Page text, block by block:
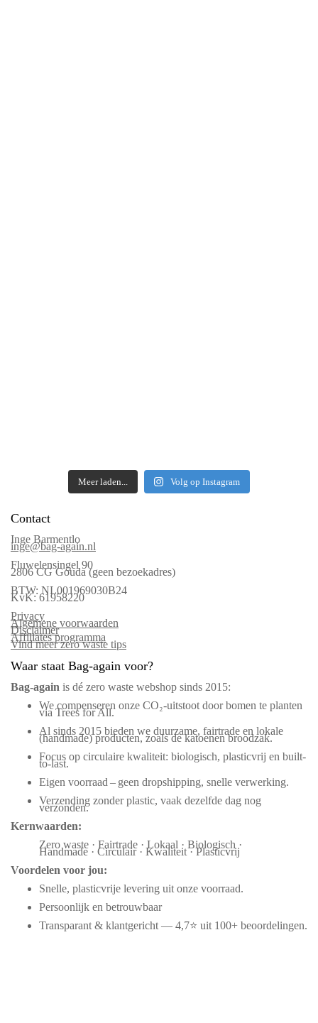
Meer laden... Volg op Instagram
Contact
Inge Barmentlo
inge@bag-again.nl
Fluwelensingel 90
2806 CG Gouda (geen bezoekadres)
BTW: NL001969030B24
KvK: 61958220
Privacy
Algemene voorwaarden
Disclaimer
Affiliates programma
Vind meer zero waste tips
Waar staat Bag-again voor?
Bag‑again is dé zero waste webshop sinds 2015:
We compenseren onze CO₂-uitstoot door bomen te planten
via Trees for All.
Al sinds 2015 bieden we duurzame, fairtrade en lokale
(handmade) producten, zoals de katoenen broodzak.
Focus op circulaire kwaliteit: biologisch, plasticvrij en built-
to-last.
Eigen voorraad – geen dropshipping, snelle verwerking.
Verzending zonder plastic, vaak dezelfde dag nog
verzonden.
Kernwaarden:
Zero waste · Fairtrade · Lokaal · Biologisch ·
Handmade · Circulair · Kwaliteit · Plasticvrij
Voordelen voor jou:
Snelle, plasticvrije levering uit onze voorraad.
Persoonlijk en betrouwbaar
Transparant & klantgericht — 4,7⭐ uit 100+ beoordelingen.